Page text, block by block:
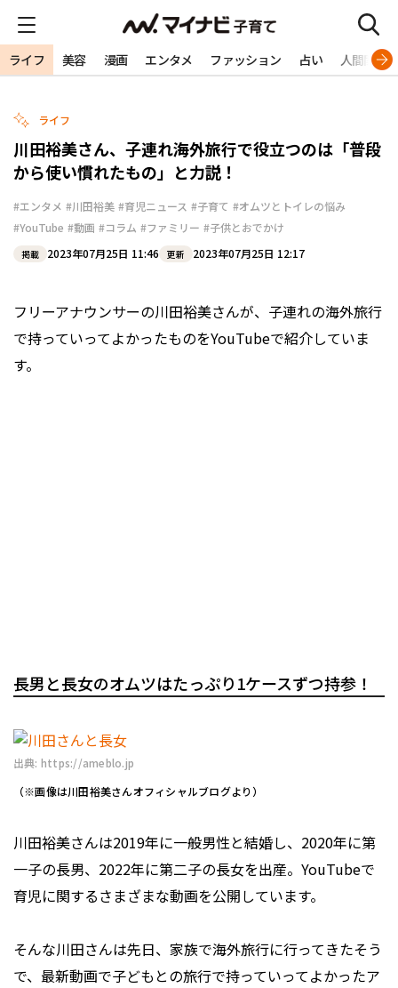
ライフ 美容 漫画 エンタメ ファッション 占い 人間関係
ライフ
川田裕美さん、子連れ海外旅行で役立つのは「普段
から使い慣れたもの」と力説！
#エンタメ #川田裕美 #育児ニュース #子育て #オムツとトイレの悩み
#YouTube #動画 #コラム #ファミリー #子供とおでかけ
掲載 2023年07月25日 11:46 更新 2023年07月25日 12:17
フリーアナウンサーの川田裕美さんが、子連れの海外旅行
で持っていってよかったものをYouTubeで紹介していま
す。
長男と長女のオムツはたっぷり1ケースずつ持参！
出典: https://ameblo.jp
（※画像は川田裕美さんオフィシャルブログより）
川田裕美さんは2019年に一般男性と結婚し、2020年に第
一子の長男、2022年に第二子の長女を出産。YouTubeで
育児に関するさまざまな動画を公開しています。
そんな川田さんは先日、家族で海外旅行に行ってきたそう
で、最新動画で子どもとの旅行で持っていってよかったア